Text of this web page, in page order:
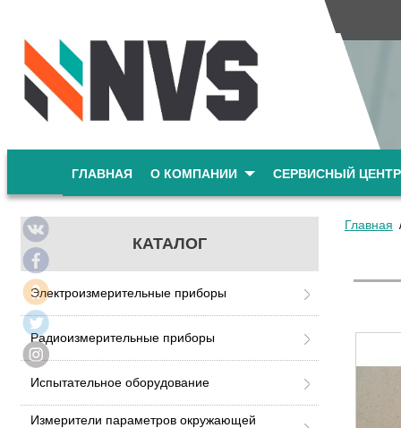
ГЛАВНАЯ О КОМПАНИИ СЕРВИСНЫЙ ЦЕНТР
КАТАЛОГ
Электроизмерительные приборы
Радиоизмерительные приборы
Испытательное оборудование
Измерители параметров окружающей
Главная